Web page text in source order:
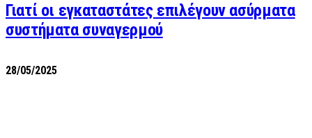
Γιατί οι εγκαταστάτες επιλέγουν ασύρματα
συστήματα συναγερμού
28/05/2025